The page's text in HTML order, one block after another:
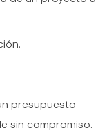
presupuesto
sin compromiso.